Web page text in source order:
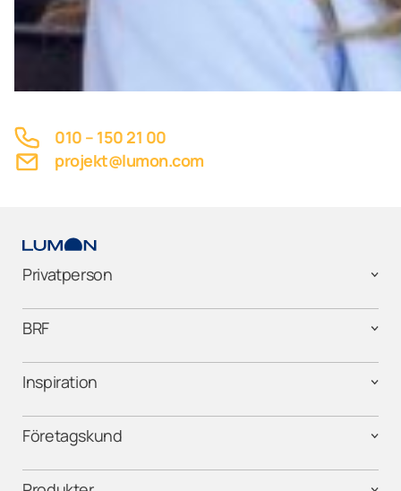
010 – 150 21 00
projekt@lumon.com
Privatperson
BRF
Inspiration
Företagskund